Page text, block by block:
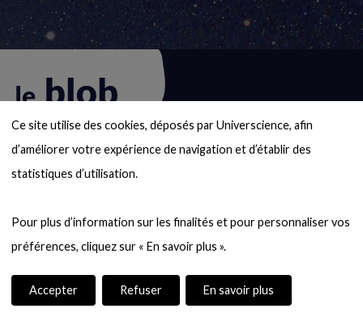
Ce site utilise des cookies, déposés par Universcience, afin
d’améliorer votre expérience de navigation et d’établir des
statistiques d’utilisation.
Pour plus d’information sur les finalités et pour personnaliser vos
Accepter Refuser En savoir plus
du
logo
sciences et de l’industrie et du
Palais de la découverte